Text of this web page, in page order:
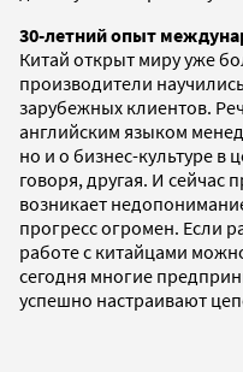
30-летний опыт
Китай открыт миру уже
производители
зарубежных клиентов.
английским языком
но и о бизнес-культуре в
говоря, другая. И сейчас
возникает
прогресс огромен. Если
работе с китайцами
сегодня многие
успешно настраивают